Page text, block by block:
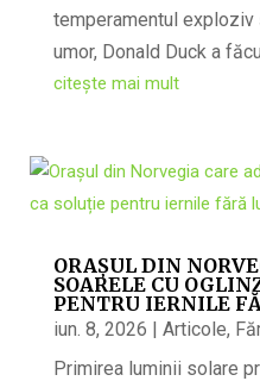
temperamentul
umor, Donald Duck a
citește mai mult
ORAȘUL DIN
SOARELE CU
PENTRU IERNILE
iun. 8, 2026 | Articole,
Primirea luminii solare